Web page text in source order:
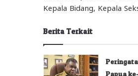
Kepala Bidang, Kepala
Berita Terkait
Papua